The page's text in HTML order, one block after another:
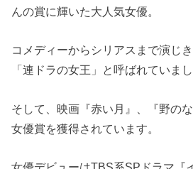
んの賞に輝いた大人気女優。
コメディーからシリアスまで演じ
「連ドラの女王」と呼ばれていまし
そして、映画『赤い月』、『野の
女優賞を獲得されています。